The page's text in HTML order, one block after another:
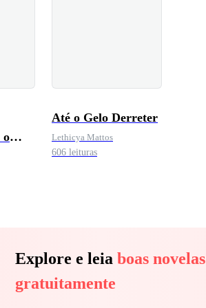
o
Até o Gelo Derreter
Lethicya Mattos
606 leituras
Explore e leia boas novelas
gratuitamente